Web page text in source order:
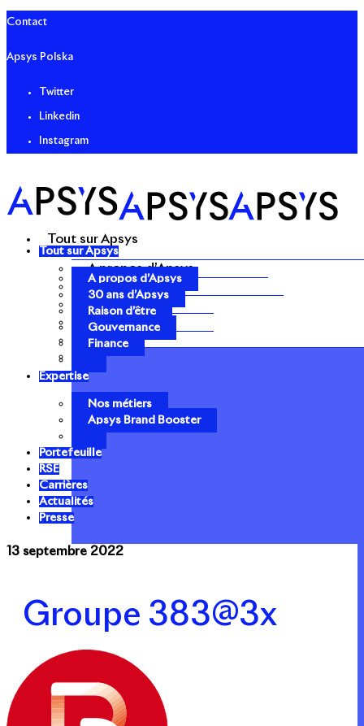
Contact
Apsys Polska
Twitter
Linkedin
Instagram
Tout sur Apsys
A propos d’Apsys
30 ans d’Apsys
Raison d’être
Gouvernance
Finance
Tout sur Apsys
A propos d’Apsys
30 ans d’Apsys
Raison d’être
Gouvernance
Finance
Expertise
Nos métiers
Apsys Brand Booster
Portefeuille
RSE
Carrières
Actualités
Presse
13 septembre 2022
Groupe 383@3x